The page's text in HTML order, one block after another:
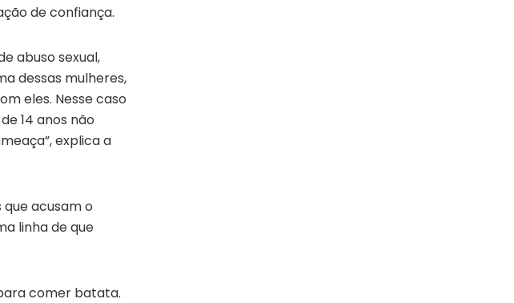
de confiança.
abuso sexual,
dessas mulheres,
eles. Nesse caso
14 anos não
explica a
acusam o
linha de que
comer batata.